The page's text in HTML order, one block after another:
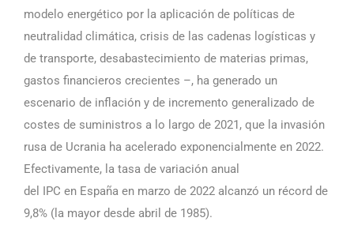
modelo energético por la aplicación de políticas de
neutralidad climática, crisis de las cadenas logísticas y
de transporte, desabastecimiento de materias primas,
gastos financieros crecientes –, ha generado un
escenario de inflación y de incremento generalizado de
costes de suministros a lo largo de 2021, que la invasión
rusa de Ucrania ha acelerado exponencialmente en 2022.
Efectivamente, la tasa de variación anual
del IPC en España en marzo de 2022 alcanzó un récord de
9,8% (la mayor desde abril de 1985).